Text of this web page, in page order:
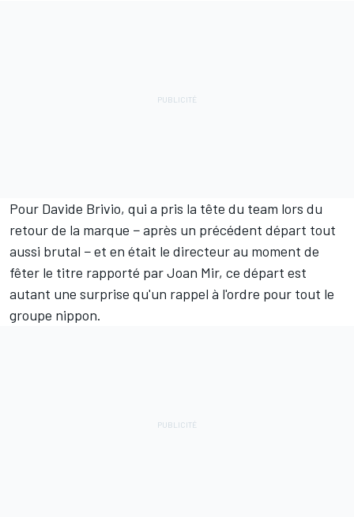
Pour Davide Brivio, qui a pris la tête du team lors du
retour de la marque − après un précédent départ tout
aussi brutal − et en était le directeur au moment de
fêter le titre rapporté par Joan Mir, ce départ est
autant une surprise qu'un rappel à l'ordre pour tout le
groupe nippon.